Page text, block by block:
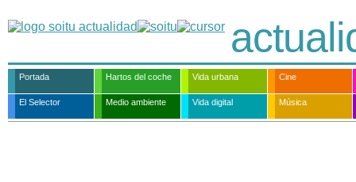
Portada Hartos del coche Vida urbana Cine
El Selector Medio ambiente Vida digital Música